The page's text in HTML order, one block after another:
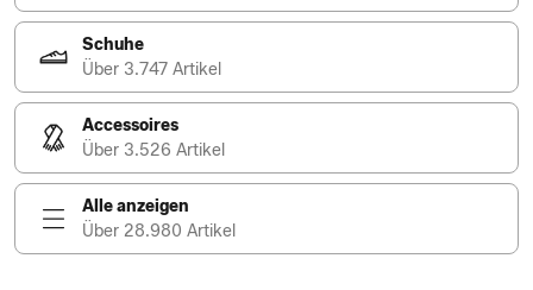
Schuhe
Über 3.747 Artikel
Accessoires
Über 3.526 Artikel
Alle anzeigen
Über 28.980 Artikel